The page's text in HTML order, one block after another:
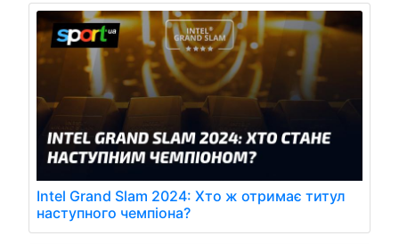
Intel Grand Slam 2024: Хто ж отримає титул
наступного чемпіона?